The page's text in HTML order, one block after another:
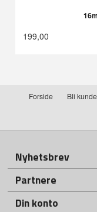
199,00
Forside Bli kunde
Nyhetsbrev
Partnere
Din konto